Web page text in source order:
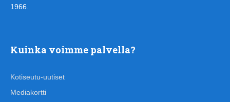
1966.
Kuinka voimme palvella?
Kotiseutu-uutiset
Mediakortti